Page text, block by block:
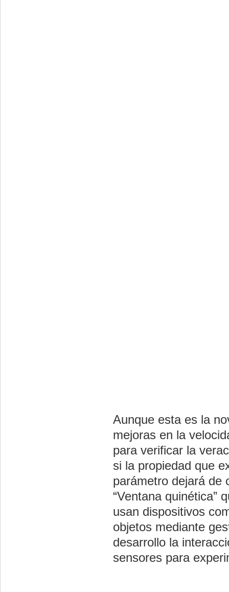
Aunque esta es la
mejoras en la
para verificar la
si la propiedad que
parámetro dejará de
“Ventana quinética”
usan dispositivos
objetos mediante
desarrollo la
sensores para